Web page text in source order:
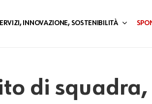
INNOVAZIONE, SOSTENIBILITÀ
di